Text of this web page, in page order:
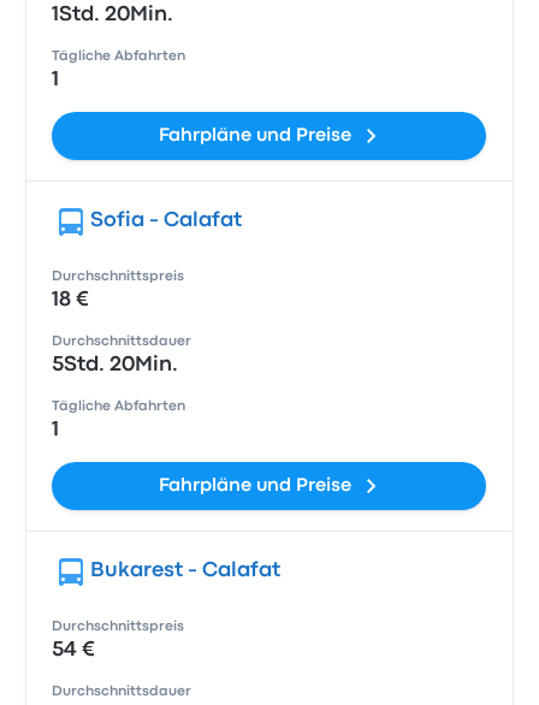
1Std. 20Min.
Tägliche Abfahrten
1
Fahrpläne und Preise
Sofia - Calafat
Durchschnittspreis
18 €
Durchschnittsdauer
5Std. 20Min.
Tägliche Abfahrten
1
Fahrpläne und Preise
Bukarest - Calafat
Durchschnittspreis
54 €
Durchschnittsdauer